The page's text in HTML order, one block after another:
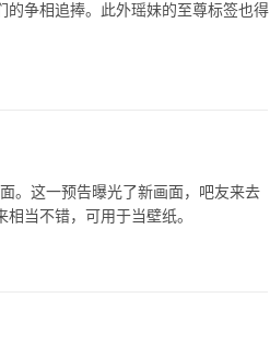
的争相追捧。此外瑶妹的至尊标签也得
。这一预告曝光了新画面，吧友来去
当不错，可用于当壁纸。